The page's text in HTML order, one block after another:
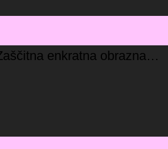
enkratna obrazna